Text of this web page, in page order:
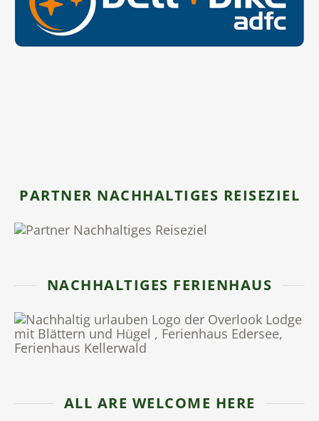
PARTNER NACHHALTIGES REISEZIEL
NACHHALTIGES FERIENHAUS
ALL ARE WELCOME HERE